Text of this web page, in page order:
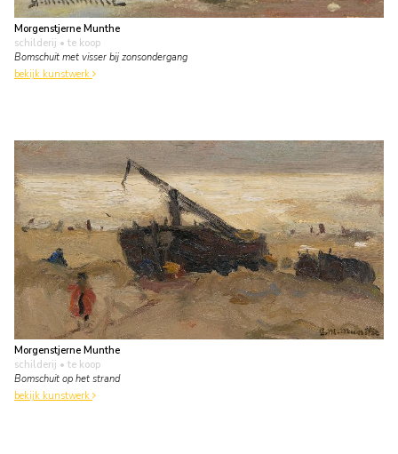
Morgenstjerne Munthe
schilderij • te koop
Bomschuit met visser bij zonsondergang
bekijk kunstwerk
Morgenstjerne Munthe
schilderij • te koop
Bomschuit op het strand
bekijk kunstwerk